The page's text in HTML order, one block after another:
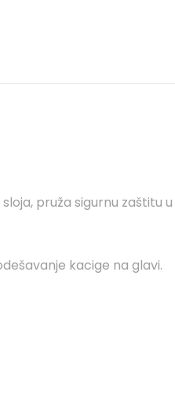
pruža sigurnu zaštitu
kacige na glavi.